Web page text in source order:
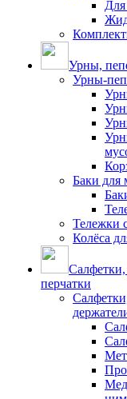
Урны,
Урны-
Баки для
Тележки
Колёса
перчатки